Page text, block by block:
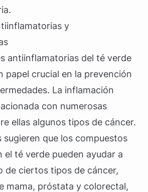
y
antiinflamatorias del té verde
papel crucial en la prevención
La inflamación
con numerosas
ellas algunos tipos de cáncer.
sugieren que los compuestos
el té verde pueden ayudar a
de ciertos tipos de cáncer,
mama, próstata y colorectal,